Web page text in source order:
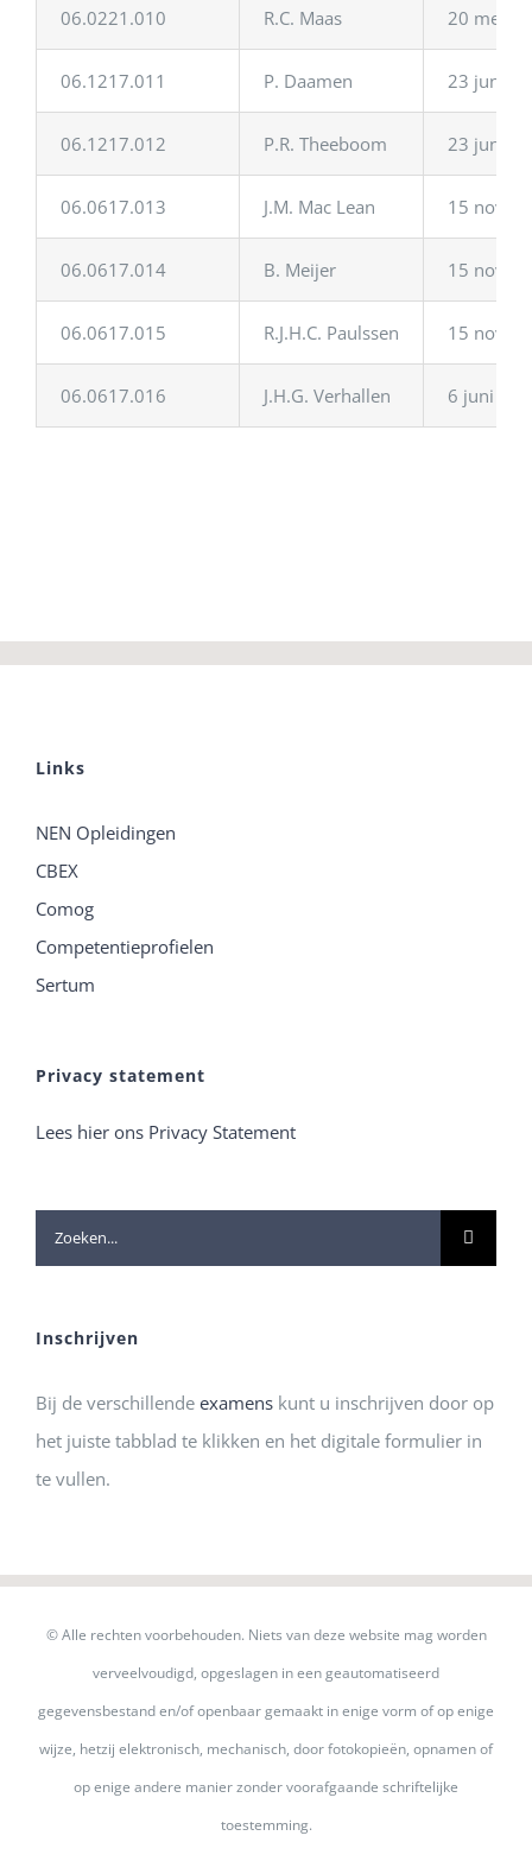
06.0221.010 R.C. Maas 20 mei
06.1217.011 P. Daamen 23 juni
06.1217.012 P.R. Theeboom 23 juni
06.0617.013 J.M. Mac Lean 15
06.0617.014 B. Meijer 15
06.0617.015 R.J.H.C. Paulssen 15
06.0617.016 J.H.G. Verhallen 6 juni
Links
NEN Opleidingen
CBEX
Comog
Competentieprofielen
Sertum
Privacy statement
Lees hier ons Privacy Statement
Zoeken
naar:
Inschrijven
Bij de verschillende examens kunt u inschrijven door op
het juiste tabblad te klikken en het digitale formulier in
te vullen.
© Alle rechten voorbehouden. Niets van deze website mag worden
verveelvoudigd, opgeslagen in een geautomatiseerd
gegevensbestand en/of openbaar gemaakt in enige vorm of op enige
wijze, hetzij elektronisch, mechanisch, door fotokopieën, opnamen of
op enige andere manier zonder voorafgaande schriftelijke
toestemming.